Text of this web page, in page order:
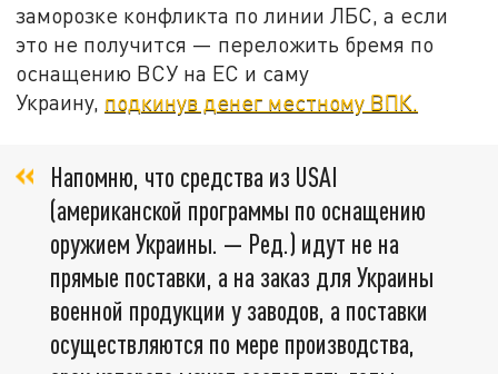
заморозке конфликта по линии ЛБС, а если
это не получится — переложить бремя по
оснащению ВСУ на ЕС и саму
Украину, подкинув денег местному ВПК.
Напомню, что средства из USAI
(американской программы по оснащению
оружием Украины. — Ред.) идут не на
прямые поставки, а на заказ для Украины
военной продукции у заводов, а поставки
осуществляются по мере производства,